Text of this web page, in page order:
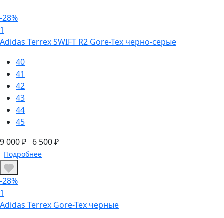
-28%
1
Adidas Terrex SWIFT R2 Gore-Tex черно-серые
40
41
42
43
44
45
9 000 ₽ 6 500 ₽
Подробнее
-28%
1
Adidas Terrex Gore-Tex черные